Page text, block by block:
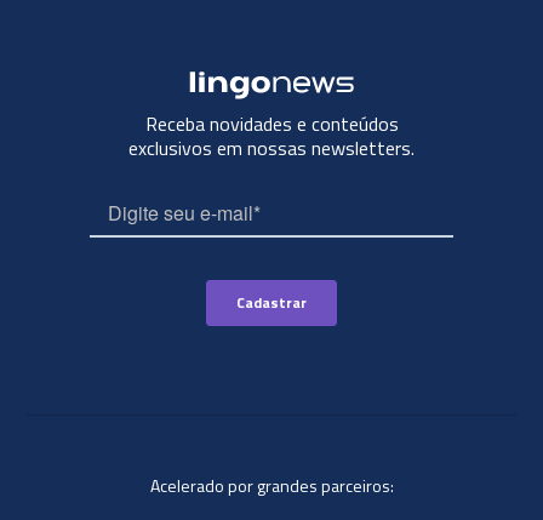
Receba novidades e conteúdos
exclusivos em nossas newsletters.
Acelerado por grandes parceiros: